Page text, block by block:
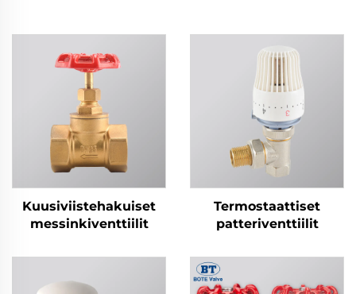
Kuusiviistehakuiset
messinkiventtiilit
Termostaattiset
patteriventtiilit